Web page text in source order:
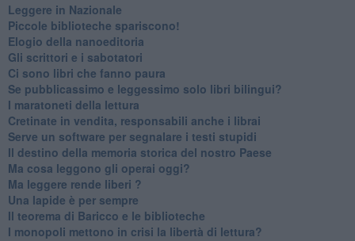
​Leggere in Nazionale
​Piccole biblioteche spariscono!
​Elogio della nanoeditoria
Gli scrittori e i sabotatori
Ci sono libri che fanno paura
Se pubblicassimo e leggessimo solo libri bilingui?
I maratoneti della lettura
Cretinate in vendita, responsabili anche i librai
Serve un software per segnalare i testi stupidi
​Il destino della memoria storica del nostro Paese
Ma cosa leggono gli operai oggi?
Ma leggere rende liberi ?
​Una lapide è per sempre
Il teorema di Baricco e le biblioteche
I monopoli mettono in crisi la libertà di lettura?